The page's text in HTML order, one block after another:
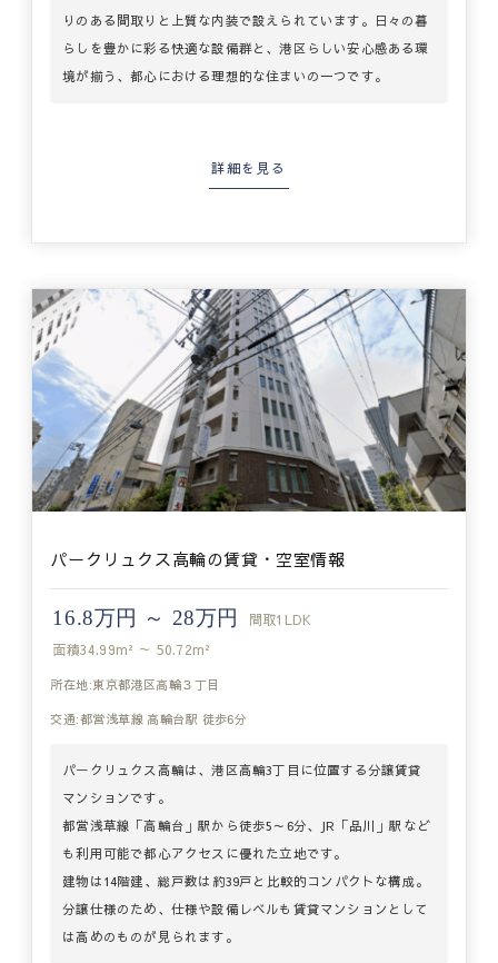
りのある間取りと上質な内装で設えられています。日々の暮
らしを豊かに彩る快適な設備群と、港区らしい安心感ある環
境が揃う、都心における理想的な住まいの一つです。
詳細を見る
パークリュクス高輪の賃貸・空室情報
16.8万円 ～ 28万円 間取1LDK
面積34.99m² ～ 50.72m²
所在地:東京都港区高輪３丁目
交通:都営浅草線 高輪台駅 徒歩6分
パークリュクス高輪は、港区高輪3丁目に位置する分譲賃貸
マンションです。
都営浅草線「高輪台」駅から徒歩5～6分、JR「品川」駅など
も利用可能で都心アクセスに優れた立地です。
建物は14階建、総戸数は約39戸と比較的コンパクトな構成。
分譲仕様のため、仕様や設備レベルも賃貸マンションとして
は高めのものが見られます。